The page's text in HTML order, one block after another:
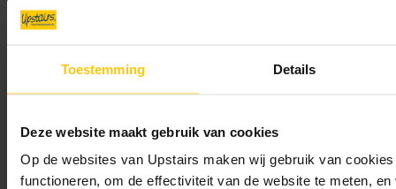
Toestemming Details
Deze website maakt gebruik van cookies
Op de websites van Upstairs maken wij gebruik van
functioneren, om de effectiviteit van de website te meten,